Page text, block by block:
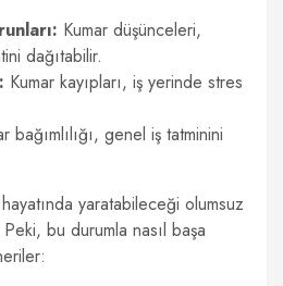
Kumar düşünceleri,
dağıtabilir.
Kumar kayıpları, iş yerinde stres
bağımlılığı, genel iş tatminini
yaratabileceği olumsuz
bu durumla nasıl başa